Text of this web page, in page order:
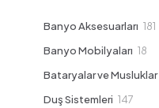
Banyo Aksesuarları 181
Banyo Mobilyaları 18
Bataryalar ve Musluklar
Duş Sistemleri 147